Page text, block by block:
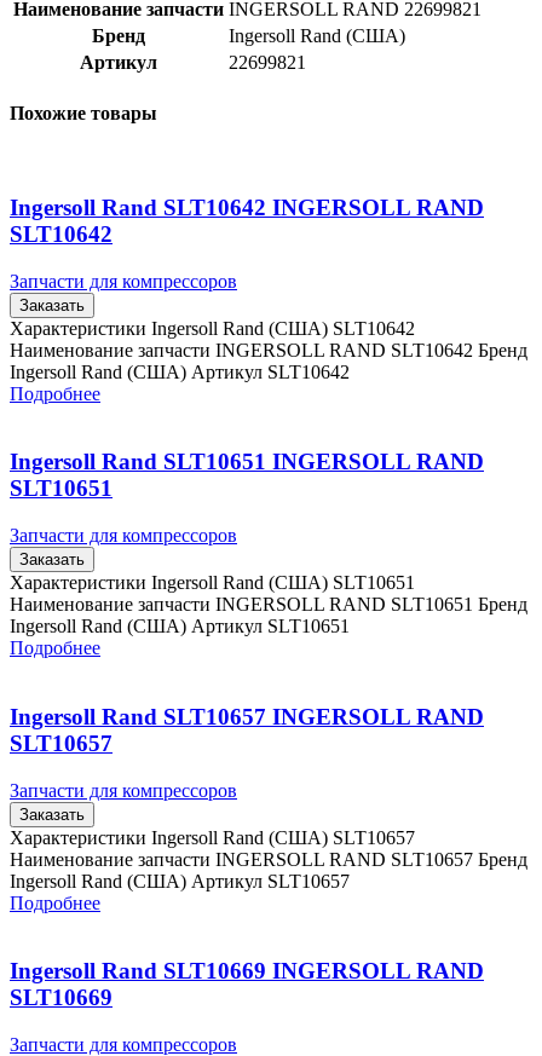
Наименование запчасти INGERSOLL RAND 22699821
Бренд
Ingersoll Rand (США)
Артикул
22699821
Похожие товары
Ingersoll Rand SLT10642 INGERSOLL RAND
SLT10642
Запчасти для компрессоров
Заказать
Характеристики Ingersoll Rand (США) SLT10642
Наименование запчасти INGERSOLL RAND SLT10642 Бренд
Ingersoll Rand (США) Артикул SLT10642
Подробнее
Ingersoll Rand SLT10651 INGERSOLL RAND
SLT10651
Запчасти для компрессоров
Заказать
Характеристики Ingersoll Rand (США) SLT10651
Наименование запчасти INGERSOLL RAND SLT10651 Бренд
Ingersoll Rand (США) Артикул SLT10651
Подробнее
Ingersoll Rand SLT10657 INGERSOLL RAND
SLT10657
Запчасти для компрессоров
Заказать
Характеристики Ingersoll Rand (США) SLT10657
Наименование запчасти INGERSOLL RAND SLT10657 Бренд
Ingersoll Rand (США) Артикул SLT10657
Подробнее
Ingersoll Rand SLT10669 INGERSOLL RAND
SLT10669
Запчасти для компрессоров